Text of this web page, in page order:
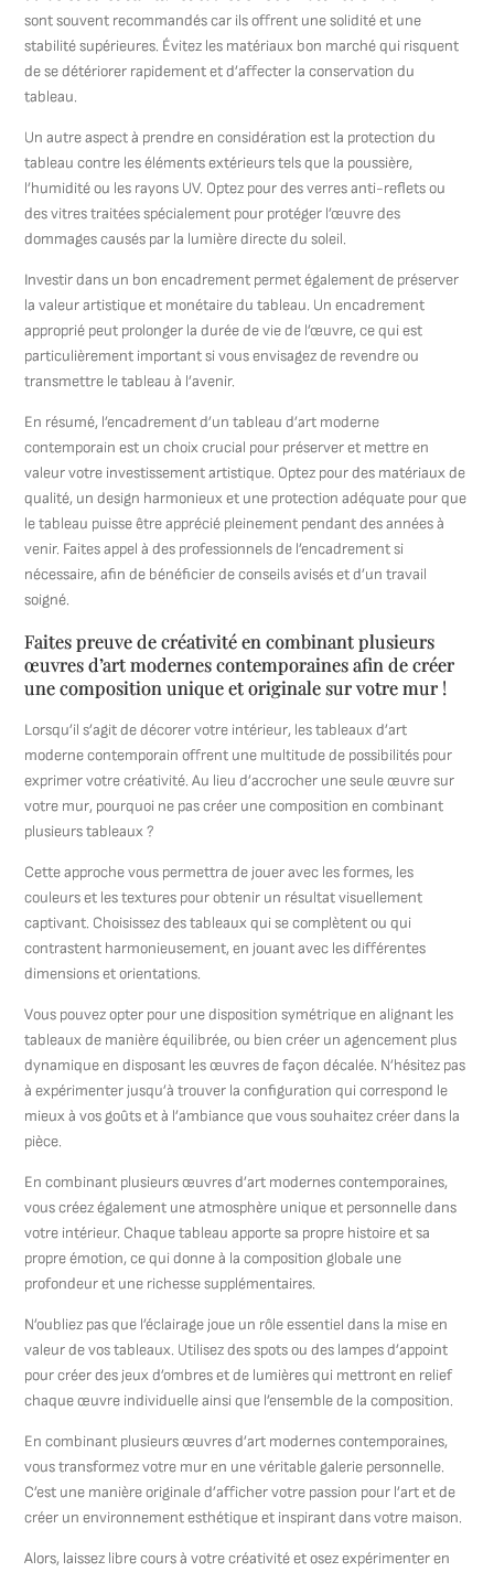
sont souvent recommandés car ils offrent une solidité et une
stabilité supérieures. Évitez les matériaux bon marché qui risquent
de se détériorer rapidement et d’affecter la conservation du
tableau.
Un autre aspect à prendre en considération est la protection du
tableau contre les éléments extérieurs tels que la poussière,
l’humidité ou les rayons UV. Optez pour des verres anti-reflets ou
des vitres traitées spécialement pour protéger l’œuvre des
dommages causés par la lumière directe du soleil.
Investir dans un bon encadrement permet également de préserver
la valeur artistique et monétaire du tableau. Un encadrement
approprié peut prolonger la durée de vie de l’œuvre, ce qui est
particulièrement important si vous envisagez de revendre ou
transmettre le tableau à l’avenir.
En résumé, l’encadrement d’un tableau d’art moderne
contemporain est un choix crucial pour préserver et mettre en
valeur votre investissement artistique. Optez pour des matériaux de
qualité, un design harmonieux et une protection adéquate pour que
le tableau puisse être apprécié pleinement pendant des années à
venir. Faites appel à des professionnels de l’encadrement si
nécessaire, afin de bénéficier de conseils avisés et d’un travail
soigné.
Faites preuve de créativité en combinant plusieurs
œuvres d’art modernes contemporaines afin de créer
une composition unique et originale sur votre mur !
Lorsqu’il s’agit de décorer votre intérieur, les tableaux d’art
moderne contemporain offrent une multitude de possibilités pour
exprimer votre créativité. Au lieu d’accrocher une seule œuvre sur
votre mur, pourquoi ne pas créer une composition en combinant
plusieurs tableaux ?
Cette approche vous permettra de jouer avec les formes, les
couleurs et les textures pour obtenir un résultat visuellement
captivant. Choisissez des tableaux qui se complètent ou qui
contrastent harmonieusement, en jouant avec les différentes
dimensions et orientations.
Vous pouvez opter pour une disposition symétrique en alignant les
tableaux de manière équilibrée, ou bien créer un agencement plus
dynamique en disposant les œuvres de façon décalée. N’hésitez pas
à expérimenter jusqu’à trouver la configuration qui correspond le
mieux à vos goûts et à l’ambiance que vous souhaitez créer dans la
pièce.
En combinant plusieurs œuvres d’art modernes contemporaines,
vous créez également une atmosphère unique et personnelle dans
votre intérieur. Chaque tableau apporte sa propre histoire et sa
propre émotion, ce qui donne à la composition globale une
profondeur et une richesse supplémentaires.
N’oubliez pas que l’éclairage joue un rôle essentiel dans la mise en
valeur de vos tableaux. Utilisez des spots ou des lampes d’appoint
pour créer des jeux d’ombres et de lumières qui mettront en relief
chaque œuvre individuelle ainsi que l’ensemble de la composition.
En combinant plusieurs œuvres d’art modernes contemporaines,
vous transformez votre mur en une véritable galerie personnelle.
C’est une manière originale d’afficher votre passion pour l’art et de
créer un environnement esthétique et inspirant dans votre maison.
Alors, laissez libre cours à votre créativité et osez expérimenter en